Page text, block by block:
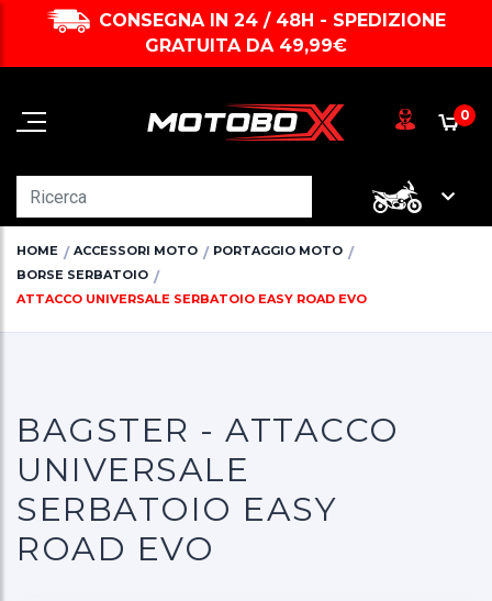
CONSEGNA IN 24 / 48H - SPEDIZIONE
GRATUITA DA 49,99€
0
HOME ACCESSORI MOTO
PORTAGGIO MOTO
BORSE SERBATOIO
ATTACCO UNIVERSALE SERBATOIO EASY ROAD EVO
BAGSTER - ATTACCO
UNIVERSALE
SERBATOIO EASY
ROAD EVO